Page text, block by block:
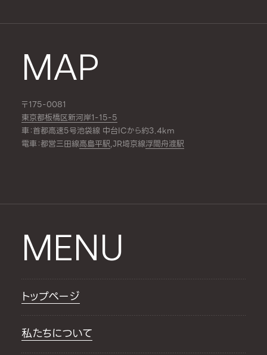
MAP
〒175-0081
東京都板橋区新河岸1-15-5
車：首都高速5号池袋線 中台ICから約3.4km
電車：都営三田線高島平駅,JR埼京線浮間舟渡駅
MENU
トップページ
私たちについて